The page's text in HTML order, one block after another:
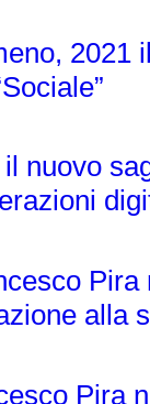
2021
il nuovo
alla
Pira